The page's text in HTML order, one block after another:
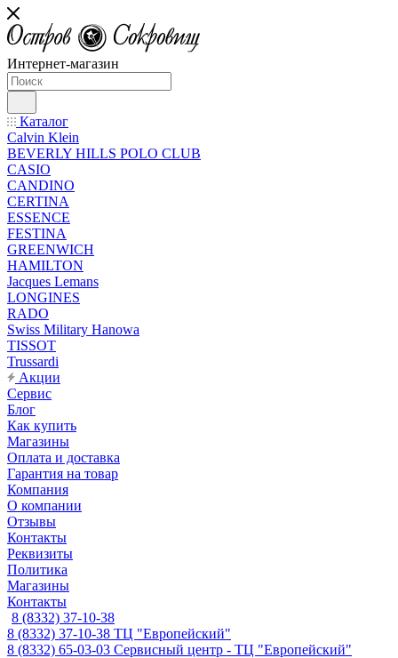
Интернет-магазин
Каталог
Calvin Klein
BEVERLY HILLS POLO CLUB
CASIO
CANDINO
CERTINA
ESSENCE
FESTINA
GREENWICH
HAMILTON
Jacques Lemans
LONGINES
RADO
Swiss Military Hanowa
TISSOT
Trussardi
Акции
Сервис
Блог
Как купить
Магазины
Оплата и доставка
Гарантия на товар
Компания
О компании
Отзывы
Контакты
Реквизиты
Политика
Магазины
Контакты
8 (8332) 37-10-38
8 (8332) 37-10-38 ТЦ "Европейский"
8 (8332) 65-03-03 Сервисный центр - ТЦ "Европейский"